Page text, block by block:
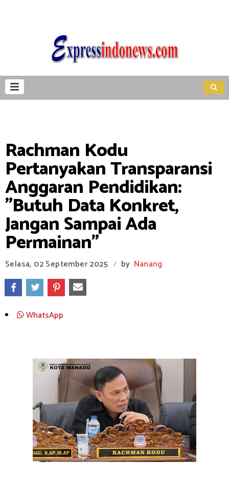
Rachman Kodu
Pertanyakan Transparansi
Anggaran Pendidikan:
"Butuh Data Konkret,
Jangan Sampai Ada
Permainan"
Selasa, 02 September 2025 / by Nanang
WhatsApp